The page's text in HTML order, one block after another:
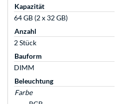
Kapazität
64 GB (2 x 32 GB)
Anzahl
2 Stück
Bauform
DIMM
Beleuchtung
Farbe